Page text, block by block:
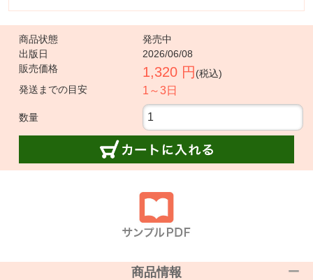
商品状態
発売中
出版日
2026/06/08
販売価格
1,320 円 (税込)
発送までの目安
1～3日
数量
商品情報